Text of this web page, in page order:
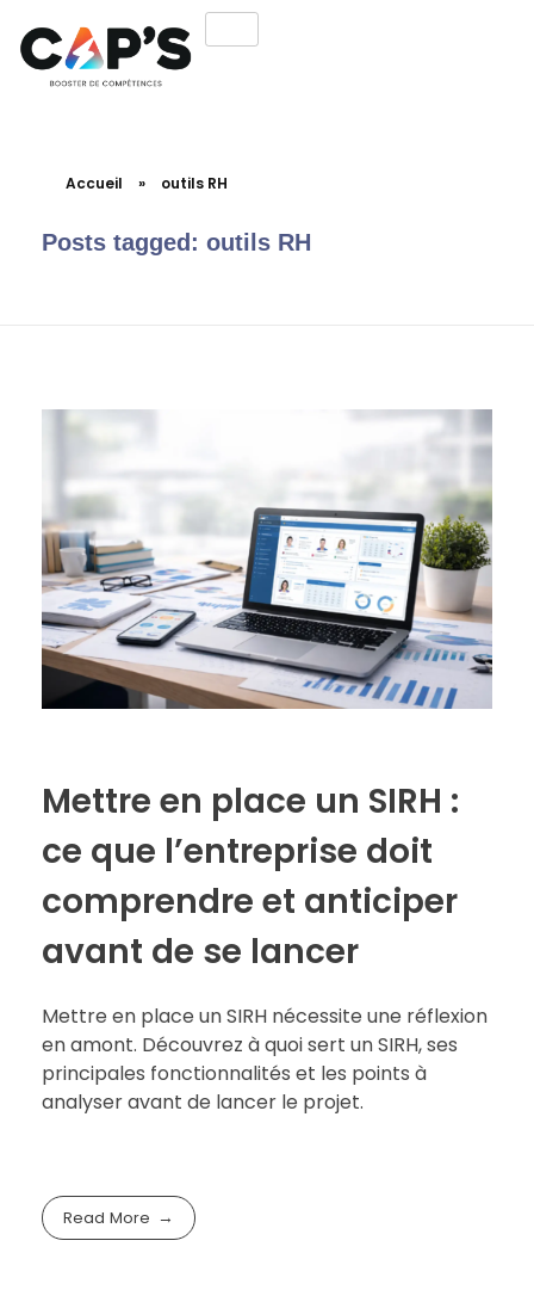
Accueil » outils RH
Posts tagged: outils RH
Mettre en place un SIRH :
ce que l’entreprise doit
comprendre et anticiper
avant de se lancer
Mettre en place un SIRH nécessite une réflexion
en amont. Découvrez à quoi sert un SIRH, ses
principales fonctionnalités et les points à
analyser avant de lancer le projet.
Read More